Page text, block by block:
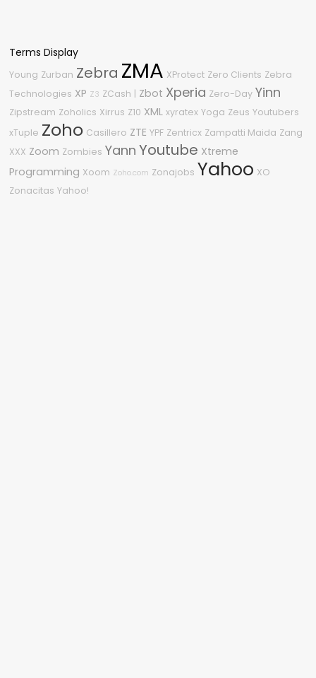
Terms Display
Young Zurban Zebra ZMA XProtect Zero Clients Zebra
Technologies XP Z3 ZCash | Zbot Xperia Zero-Day Yinn
Zipstream Zoholics Xirrus Z10 XML xyratex Yoga Zeus Youtubers
xTuple Zoho Casillero ZTE YPF Zentricx Zampatti Maida Zang
XXX Zoom Zombies Yann Youtube Xtreme
Programming Xoom Zoho.com Zonajobs Yahoo XO
Zonacitas Yahoo!